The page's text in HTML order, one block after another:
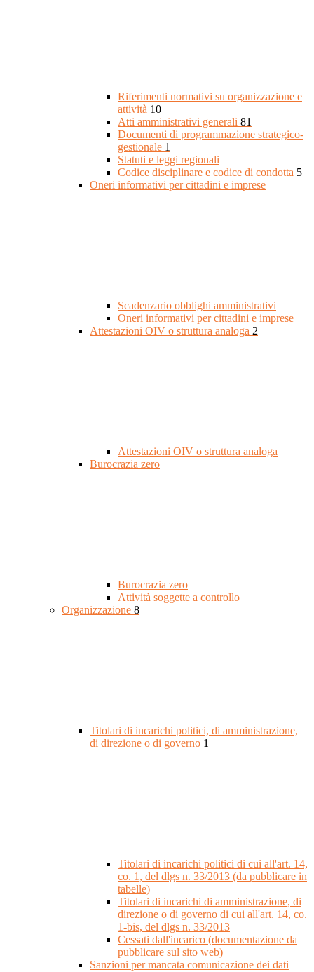
Riferimenti normativi su organizzazione e
attività 10
Atti amministrativi generali 81
Documenti di programmazione strategico-
gestionale 1
Statuti e leggi regionali
Codice disciplinare e codice di condotta 5
Oneri informativi per cittadini e imprese
Scadenzario obblighi amministrativi
Oneri informativi per cittadini e imprese
Attestazioni OIV o struttura analoga 2
Attestazioni OIV o struttura analoga
Burocrazia zero
Burocrazia zero
Attività soggette a controllo
Organizzazione 8
Titolari di incarichi politici, di amministrazione,
di direzione o di governo 1
Titolari di incarichi politici di cui all'art. 14,
co. 1, del dlgs n. 33/2013 (da pubblicare in
tabelle)
Titolari di incarichi di amministrazione, di
direzione o di governo di cui all'art. 14, co.
1-bis, del dlgs n. 33/2013
Cessati dall'incarico (documentazione da
pubblicare sul sito web)
Sanzioni per mancata comunicazione dei dati